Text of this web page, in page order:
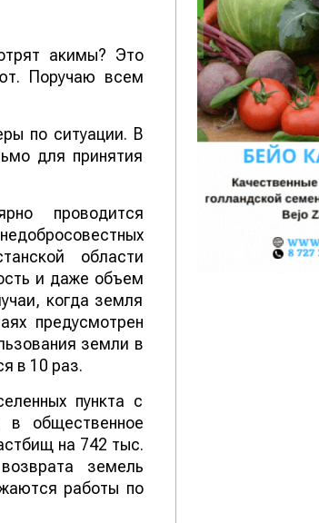
акимы? Это
Поручаю всем
по ситуации. В
для принятия
проводится
области
и даже объем
когда земля
предусмотрен
земли в
в 10 раз.
пункта с
общественное
на 742 тыс.
земель
работы по